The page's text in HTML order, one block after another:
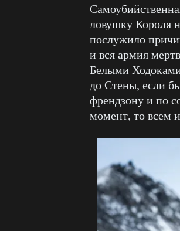
ловушку Короля
послужило
и вся армия
Белыми
до Стены, если
френдзону и по
момент, то всем